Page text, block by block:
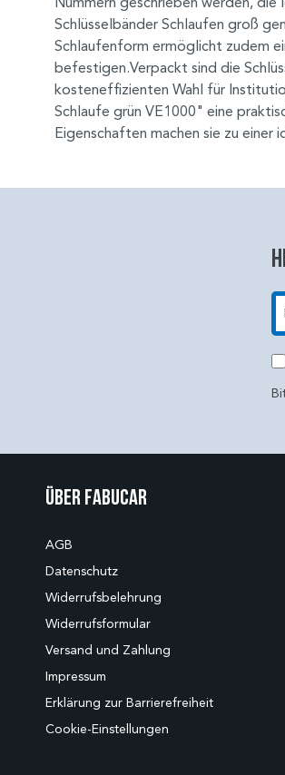
Schlüsselbänder Schlaufen groß
Schlaufenform ermöglicht zudem
befestigen.Verpackt sind die
kosteneffizienten Wahl für
Schlaufe grün VE1000" eine
Eigenschaften machen sie zu einer
Über Fabucar
AGB
Datenschutz
Widerrufsbelehrung
Widerrufsformular
Versand und Zahlung
Impressum
Erklärung zur Barrierefreiheit
Cookie-Einstellungen